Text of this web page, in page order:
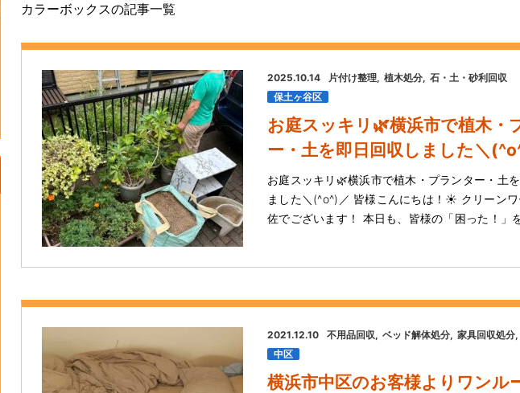
カラーボックスの記事一覧
2025.10.14 片付け整理 植木処分 石・土・砂利回収
保土ヶ谷区
お庭スッキリ🌿横浜市で植木・
ー・土を即日回収しました＼
お庭スッキリ🌿横浜市で植木・プランター・土
ました＼(^o^)／ 皆様こんにちは！☀️ クリーン
佐でございます！ 本日も、皆様の「困った！」
2021.12.10 不用品回収 ベッド解体処分 家具回収処分
中区
横浜市中区のお客様よりワンル